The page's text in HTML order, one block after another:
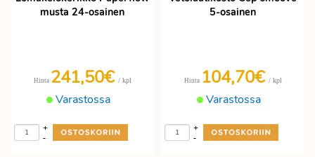
musta 24-osainen
Varastossa
Hinta 241,50€ / kpl
-
+
5-osainen
Varastossa
Hinta 104,70€ / kpl
-
+